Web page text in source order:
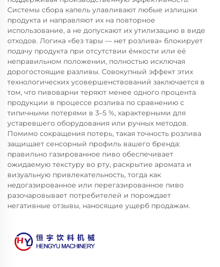
Системы сбора капель улавливают любые излишки
продукта и направляют их на повторное
использование, а не допускают их утилизацию в виде
отходов. Логика «без тары — нет розлива» блокирует
подачу продукта при отсутствии ёмкости или её
неправильном положении, полностью исключая
дорогостоящие разливы. Совокупный эффект этих
технологических усовершенствований заключается в
том, что пивоварни теряют менее одного процента
продукции в процессе розлива по сравнению с
типичными потерями в 3–5 %, характерными для
устаревшего оборудования или ручных методов.
Помимо сокращения потерь, такая точность розлива
защищает сенсорный профиль вашего бренда:
правильно газированное пиво обеспечивает
ожидаемую текстуру во рту, раскрытие аромата и
визуальную привлекательность, тогда как
недогазированное или перегазированное пиво
разочаровывает потребителей и порождает
негативные отзывы, наносящие ущерб продажам.